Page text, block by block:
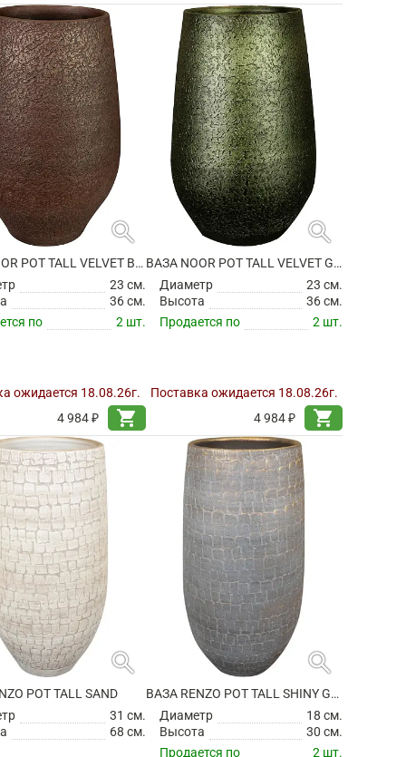
search
ВАЗА NOOR POT TALL VELVET BROWN
23 см.
36 см.
по
2 шт.
ожидается 18.08.26г.
4 984 ₽
shopping_cart
search
ВАЗА NOOR POT TALL VELVET GREEN
Диаметр
23 см.
Высота
36 см.
Продается по
2 шт.
Поставка ожидается 18.08.26г.
4 984 ₽
shopping_cart
search
POT TALL SAND
31 см.
68 см.
search
ВАЗА RENZO POT TALL SHINY GREY
Диаметр
18 см.
Высота
30 см.
Продается по
2 шт.